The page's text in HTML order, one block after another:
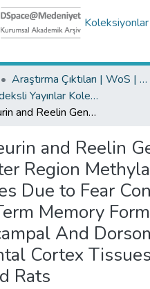
Koleksiyonlar
Araştırma Çıktıları | WoS | Scopus | TR-Dizin | PubMed
WoS İndeksli Yayınlar Koleksiyonu
Calcineurin and Reelin Gene Promoter Region Methylation Changes Due to Fear Conditioned Long-Term Memory Formation in Hippocampal And Dorsomedial Prefrontal Cortex Tissues of Young or Aged Rats
and Reelin
Region
Due to Fear
Memory
And
Cortex
Rats